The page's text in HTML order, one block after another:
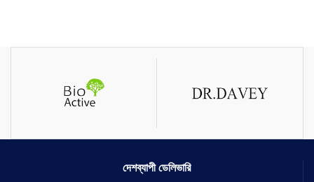
দেশব্যাপী ডেলিভারি